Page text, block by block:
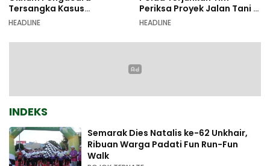
Tersangka Kasus
Pemalsuan Dokumen
HEADLINE
Periksa Proyek Jalan Tani di
Galala
HEADLINE
INDEKS
Semarak Dies Natalis ke-62 Unkhair,
Ribuan Warga Padati Fun Run-Fun
Walk